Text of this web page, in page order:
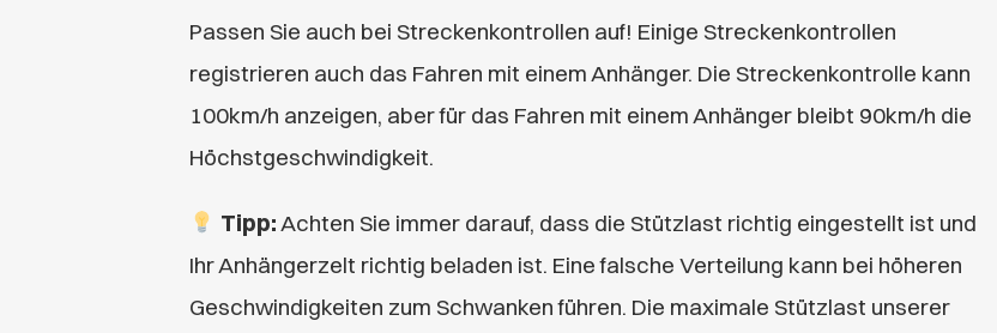
Passen Sie auch bei Streckenkontrollen auf! Einige Streckenkontrollen
registrieren auch das Fahren mit einem Anhänger. Die Streckenkontrolle kann
100km/h anzeigen, aber für das Fahren mit einem Anhänger bleibt 90km/h die
Höchstgeschwindigkeit.
Tipp:Achten Sie immer darauf, dass die Stützlast richtig eingestellt ist und
Ihr Anhängerzelt richtig beladen ist. Eine falsche Verteilung kann bei höheren
Geschwindigkeiten zum Schwanken führen. Die maximale Stützlast unserer